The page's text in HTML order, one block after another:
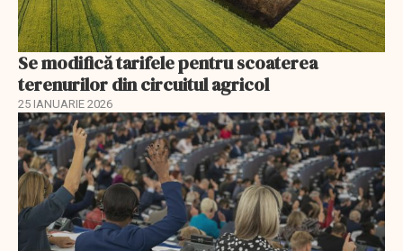
Se modifică tarifele pentru scoaterea
terenurilor din circuitul agricol
25 IANUARIE 2026